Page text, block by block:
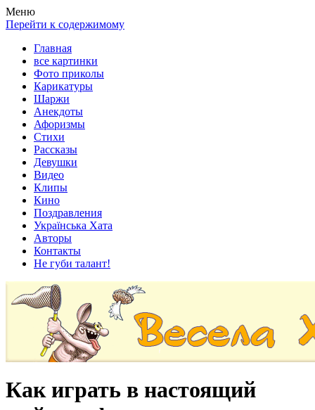
Весела хата — прикольные картинки, смешные истории,
клипы!
Покажем всем ваши фото приколы, карикатуры, шаржи, стихи,
рассказы, видео и песни!
Меню
Перейти к содержимому
Главная
все картинки
Фото приколы
Карикатуры
Шаржи
Анекдоты
Афоризмы
Стихи
Рассказы
Девушки
Видео
Клипы
Кино
Поздравления
Українська Хата
Авторы
Контакты
Не губи талант!
Как играть в настоящий